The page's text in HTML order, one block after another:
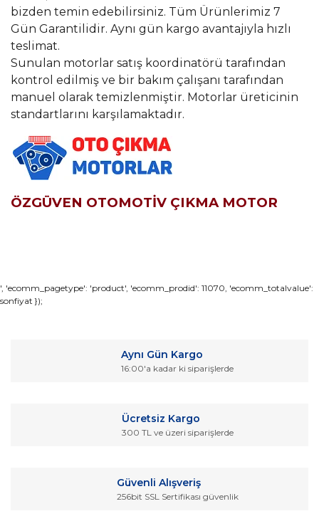
bizden temin edebilirsiniz. Tüm Ürünlerimiz 7
Gün Garantilidir. Aynı gün kargo avantajıyla hızlı
teslimat.
Sunulan motorlar satış koordinatörü tarafından
kontrol edilmiş ve bir bakım çalışanı tarafından
manuel olarak temizlenmiştir. Motorlar üreticinin
standartlarını karşılamaktadır.
ÖZGÜVEN OTOMOTİV ÇIKMA MOTOR
Yorum Yaz
Bu ürünün fiyat bilgisi, resim, ürün açıklamalarında ve diğer
konularda yetersiz gördüğünüz noktaları öneri formunu
Ürün resmi kalitesiz, bozuk veya görüntülenemiyor.
Ürün fiyatı diğer sitelerden daha pahalı.
', 'ecomm_pagetype': 'product', 'ecomm_prodid': 11070, 'ecomm_totalvalue':
sonfiyat });
Aynı Gün Kargo
16:00'a kadar ki siparişlerde
Ücretsiz Kargo
300 TL ve üzeri siparişlerde
Güvenli Alışveriş
256bit SSL Sertifikası güvenlik